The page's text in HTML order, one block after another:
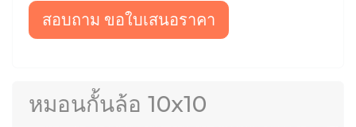
สอบถาม ขอใบเสนอราคา
หมอนกั้นล้อ 10x10